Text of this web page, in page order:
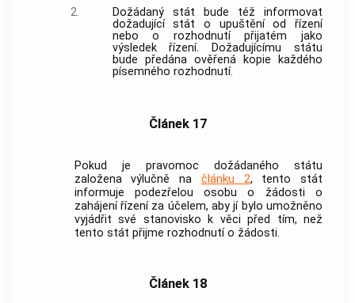
2.
Dožádaný stát bude též informovat
dožadující stát o upuštění od řízení
nebo o rozhodnutí přijatém jako
výsledek řízení. Dožadujícímu státu
bude předána ověřená kopie každého
písemného rozhodnutí.
Článek 17
Pokud je pravomoc dožádaného státu
založena výlučně na článku 2, tento stát
informuje podezřelou osobu o žádosti o
zahájení řízení za účelem, aby jí bylo umožněno
vyjádřit své stanovisko k věci před tím, než
tento stát přijme rozhodnutí o žádosti.
Článek 18